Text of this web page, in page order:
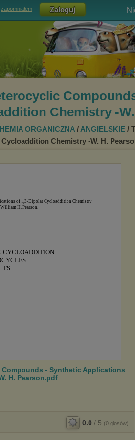
zapomniałem
Chemistry -
ORGANICZNA / ANGIELSKIE /
Chemistry -W. H.
- Synthetic Applications
H. Pearson.pdf
0.0 / 5 (0 głosów)